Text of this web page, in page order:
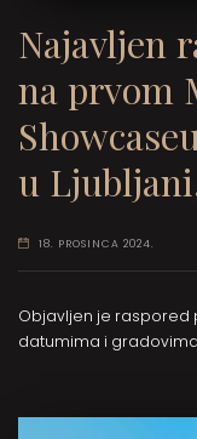
Najavljen
na prvom
u
18. PROSINCA 2024.
Objavljen je raspored
datumima i